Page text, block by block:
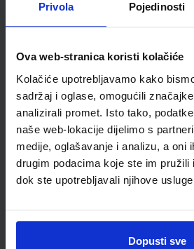
Privola Pojedinosti
Ova web-stranica koristi kolačiće
Kolačiće upotrebljavamo kako
sadržaj i oglase, omogućili
analizirali promet. Isto tako,
naše web-lokacije dijelimo s
medije, oglašavanje i analizu, a oni
drugim podacima koje ste im pružili
dok ste upotrebljavali njihove
Dopusti sve
Školski razred
30
Vrsta škole
3
Reg br min
3153